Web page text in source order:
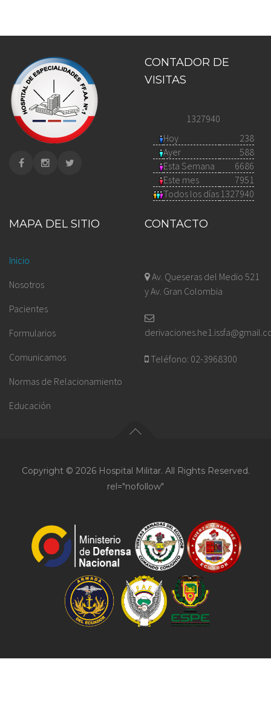
CONTADOR DE
VISITAS
1327940
Hoy
238
Ayer
588
Esta Semana
6686
Este mes
7951
Todos los días 1327940
MAPA DEL SITIO
Inicio
Nosotros
Pacientes
Formularios
Comunicamos
Normas de Relacionamiento
Educación
CONTACTO
Av. Queseras del Medio 521
y Av. Gran Colombia
Teléfono: 02-3968300
Copyright © 2026 Hospital Militar. All Rights Reserved.
rel="nofollow"